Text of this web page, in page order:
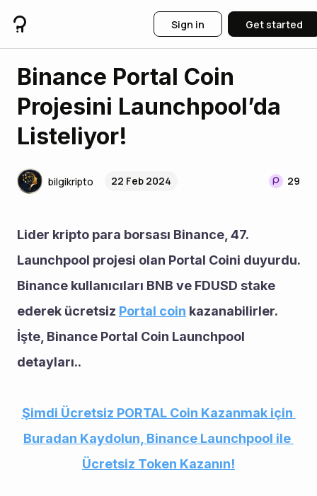
Sign in Get started
Binance Portal Coin
Projesini Launchpool’da
Listeliyor!
bilgikripto 22 Feb 2024 29
Lider kripto para borsası Binance, 47.
Launchpool projesi olan Portal Coini duyurdu.
Binance kullanıcıları BNB ve FDUSD stake
ederek ücretsiz Portal coin kazanabilirler.
İşte, Binance Portal Coin Launchpool
detayları..
Şimdi Ücretsiz PORTAL Coin Kazanmak için
Buradan Kaydolun, Binance Launchpool ile
Ücretsiz Token Kazanın!